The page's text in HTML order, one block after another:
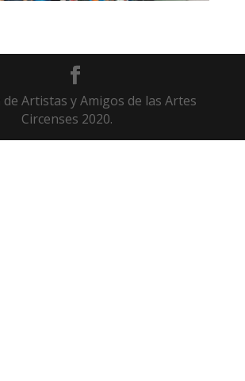
de Artistas y Amigos de las Artes
Circenses 2020.